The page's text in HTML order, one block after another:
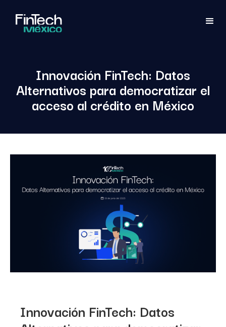
Innovación FinTech: Datos
Alternativos para democratizar el
acceso al crédito en México
Innovación FinTech: Datos